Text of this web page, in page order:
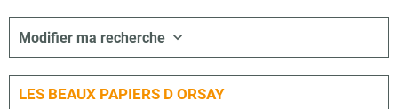
Modifier ma recherche
LES BEAUX PAPIERS D ORSAY